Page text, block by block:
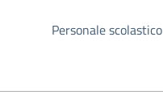
Personale scolastico